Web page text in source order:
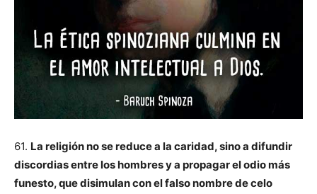
61. La religión no se reduce a la caridad, sino a difundir
discordias entre los hombres y a propagar el odio más
funesto, que disimulan con el falso nombre de celo